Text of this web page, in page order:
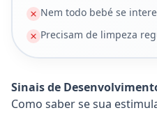
Nem todo bebé se
Precisam de limpeza
Sinais de
Como saber se sua